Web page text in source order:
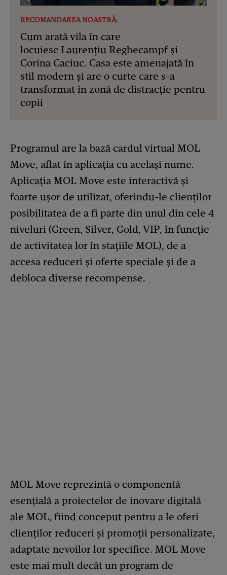
RECOMANDAREA NOASTRĂ:
Cum arată vila în care
locuiesc Laurențiu Reghecampf și
Corina Caciuc. Casa este amenajată în
stil modern și are o curte care s-a
transformat în zonă de distracție pentru
copii
Programul are la bază cardul virtual MOL
Move, aflat în aplicația cu același nume.
Aplicația MOL Move este interactivă și
foarte ușor de utilizat, oferindu-le clienților
posibilitatea de a fi parte din unul din cele 4
niveluri (Green, Silver, Gold, VIP, în funcție
de activitatea lor în stațiile MOL), de a
accesa reduceri și oferte speciale și de a
debloca diverse recompense.
MOL Move reprezintă o componentă
esențială a proiectelor de inovare digitală
ale MOL, fiind conceput pentru a le oferi
clienților reduceri și promoții personalizate,
adaptate nevoilor lor specifice. MOL Move
este mai mult decât un program de